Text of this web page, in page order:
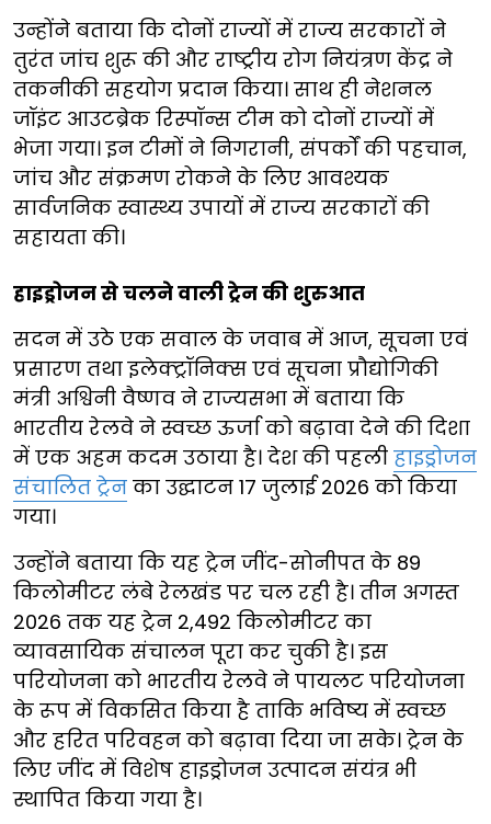
उन्होंने बताया कि दोनों राज्यों में राज्य सरकारों ने
तुरंत जांच शुरू की और राष्ट्रीय रोग नियंत्रण केंद्र ने
तकनीकी सहयोग प्रदान किया। साथ ही नेशनल
जॉइंट आउटब्रेक रिस्पॉन्स टीम को दोनों राज्यों में
भेजा गया। इन टीमों ने निगरानी, संपर्कों की पहचान,
जांच और संक्रमण रोकने के लिए आवश्यक
सार्वजनिक स्वास्थ्य उपायों में राज्य सरकारों की
सहायता की।
हाइड्रोजन से चलने वाली ट्रेन की शुरुआत
सदन में उठे एक सवाल के जवाब में आज, सूचना एवं
प्रसारण तथा इलेक्ट्रॉनिक्स एवं सूचना प्रौद्योगिकी
मंत्री अश्विनी वैष्णव ने राज्यसभा में बताया कि
भारतीय रेलवे ने स्वच्छ ऊर्जा को बढ़ावा देने की दिशा
में एक अहम कदम उठाया है। देश की पहली हाइड्रोजन
संचालित ट्रेन का उद्घाटन 17 जुलाई 2026 को किया
गया।
उन्होंने बताया कि यह ट्रेन जींद-सोनीपत के 89
किलोमीटर लंबे रेलखंड पर चल रही है। तीन अगस्त
2026 तक यह ट्रेन 2,492 किलोमीटर का
व्यावसायिक संचालन पूरा कर चुकी है। इस
परियोजना को भारतीय रेलवे ने पायलट परियोजना
के रूप में विकसित किया है ताकि भविष्य में स्वच्छ
और हरित परिवहन को बढ़ावा दिया जा सके। ट्रेन के
लिए जींद में विशेष हाइड्रोजन उत्पादन संयंत्र भी
स्थापित किया गया है।